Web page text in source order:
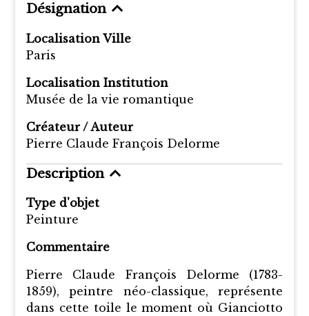
Désignation
Localisation Ville
Paris
Localisation Institution
Musée de la vie romantique
Créateur / Auteur
Pierre Claude François Delorme
Description
Type d'objet
Peinture
Commentaire
Pierre Claude François Delorme (1783-
1859), peintre néo-classique, représente
dans cette toile le moment où Gianciotto